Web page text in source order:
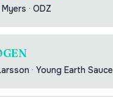
· ODZ
· Young Earth Sauce